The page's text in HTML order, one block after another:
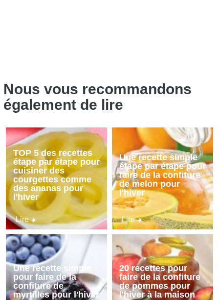
Nous vous recommandons
également de lire
TOP 5 des recettes
étape par étape pour
cuisiner des
courgettes comme
des ananas pour
l'hiver
Lire
Une recette simple
étape par étape pour
faire de la confiture
de melon pour
l'hiver
Lire
Une recette simple
pour faire de la
confiture de
myrtilles pour l'hiver
20 recettes pour
faire de la confiture
de pommes pour
l'hiver à la maison